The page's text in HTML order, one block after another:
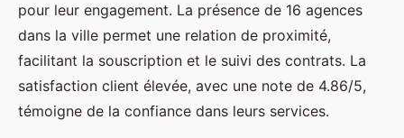
pour leur engagement. La présence de 16 agences
dans la ville permet une relation de proximité,
facilitant la souscription et le suivi des contrats. La
satisfaction client élevée, avec une note de 4.86/5,
témoigne de la confiance dans leurs services.